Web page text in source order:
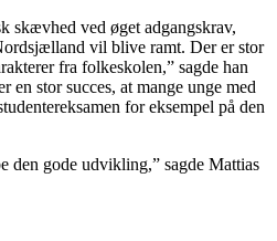
skævhed ved øget adgangskrav,
vil blive ramt. Der er stor
fra folkeskolen,” sagde han
en stor succes, at mange unge med
for eksempel på den
den gode udvikling,” sagde Mattias